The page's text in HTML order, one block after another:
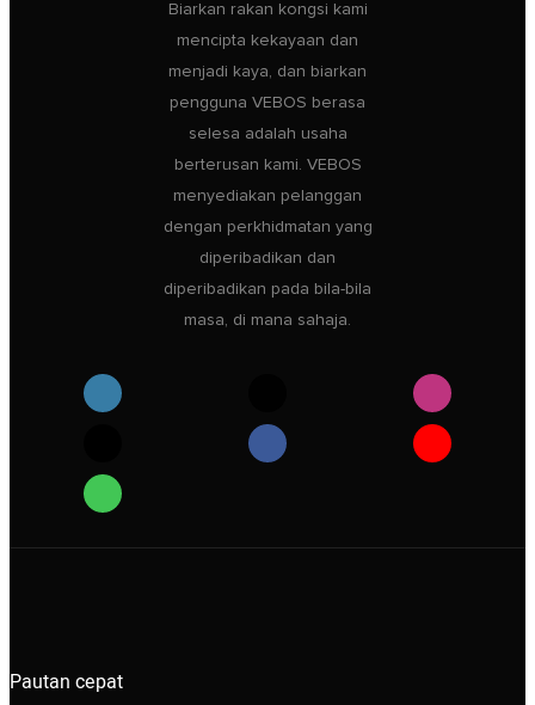
Biarkan rakan kongsi kami
mencipta kekayaan dan
menjadi kaya, dan biarkan
pengguna VEBOS berasa
selesa adalah usaha
berterusan kami. VEBOS
menyediakan pelanggan
dengan perkhidmatan yang
diperibadikan dan
diperibadikan pada bila-bila
masa, di mana sahaja.
Pautan cepat